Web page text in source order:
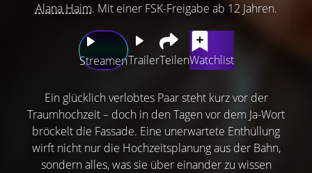
Alana Haim. Mit einer FSK-Freigabe ab 12 Jahren.
StreamenTrailerTeilenWatchlist
Ein glücklich verlobtes Paar steht kurz vor der
Traumhochzeit – doch in den Tagen vor dem Ja-Wort
bröckelt die Fassade. Eine unerwartete Enthüllung
wirft nicht nur die Hochzeitsplanung aus der Bahn,
sondern alles, was sie über einander zu wissen